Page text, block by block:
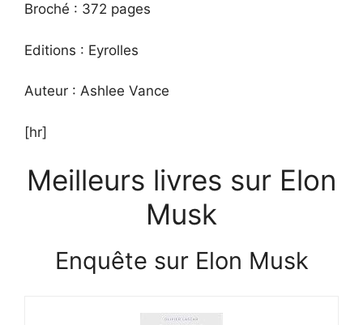
Broché : 372 pages
Editions : Eyrolles
Auteur : Ashlee Vance
[hr]
Meilleurs livres sur Elon
Musk
Enquête sur Elon Musk